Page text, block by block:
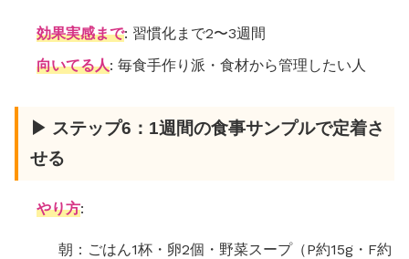
効果実感まで: 習慣化まで2〜3週間
向いてる人: 毎食手作り派・食材から管理したい人
▶ ステップ6：1週間の食事サンプルで定着さ
せる
やり方:
朝：ごはん1杯・卵2個・野菜スープ（P約15g・F約